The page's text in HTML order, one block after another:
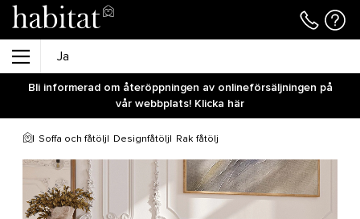
Bli informerad om återöppningen av onlineförsäljningen på
vår webbplats! Klicka här
Soffa och fåtölj Designfåtölj Rak fåtölj